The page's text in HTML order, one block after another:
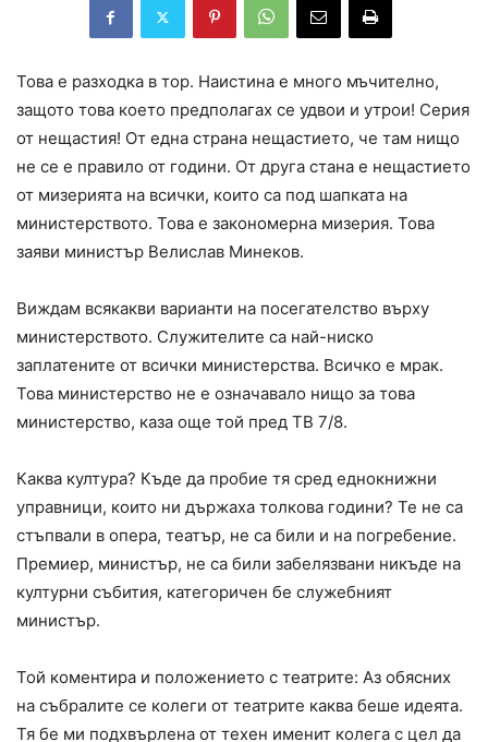
Това е разходка в тор. Наистина е много мъчително,
защото това което предполагах се удвои и утрои! Серия
от нещастия! От една страна нещастието, че там нищо
не се е правило от години. От друга стана е нещастието
от мизерията на всички, които са под шапката на
министерството. Това е закономерна мизерия. Това
заяви министър Велислав Минеков.
Виждам всякакви варианти на посегателство върху
министерството. Служителите са най-ниско
заплатените от всички министерства. Всичко е мрак.
Това министерство не е означавало нищо за това
министерство, каза още той пред ТВ 7/8.
Каква култура? Къде да пробие тя сред еднокнижни
управници, които ни държаха толкова години? Те не са
стъпвали в опера, театър, не са били и на погребение.
Премиер, министър, не са били забелязвани никъде на
културни събития, категоричен бе служебният
министър.
Той коментира и положението с театрите: Аз обясних
на събралите се колеги от театрите каква беше идеята.
Тя бе ми подхвърлена от техен именит колега с цел да